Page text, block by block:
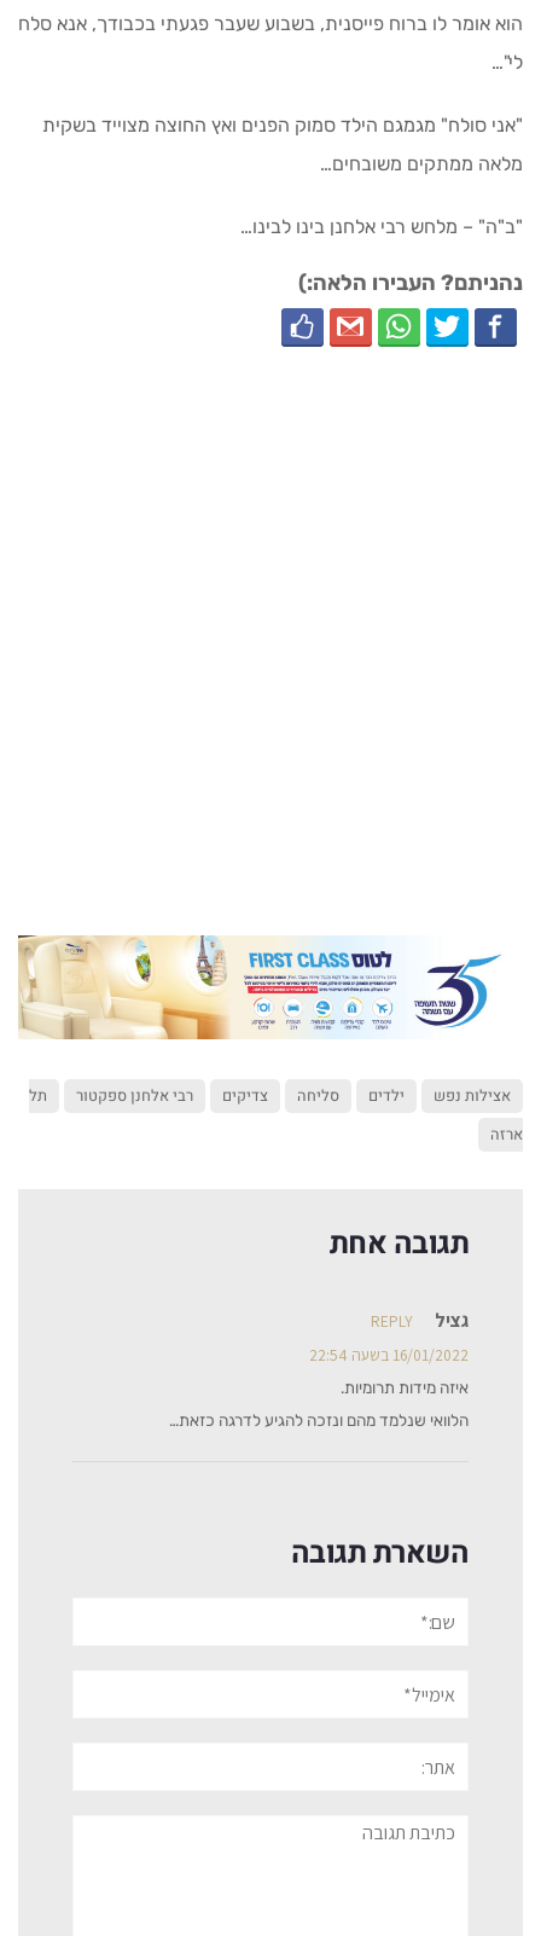
הוא אומר לו ברוח פייסנית, בשבוע שעבר פגעתי בכבודך, אנא סלח
לי"…
"אני סולח" מגמגם הילד סמוק הפנים ואץ החוצה מצוייד בשקית
מלאה ממתקים משובחים…
"ב"ה" – מלחש רבי אלחנן בינו לבינו…
נהניתם? העבירו הלאה:)
אצילות נפש ילדים סליחה צדיקים רבי אלחנן ספקטור
תל
ארזה
תגובה אחת
גציל
REPLY
16/01/2022 בשעה 22:54
איזה מידות תרומיות.
הלוואי שנלמד מהם ונזכה להגיע לדרגה כזאת…
השארת תגובה
תגובה